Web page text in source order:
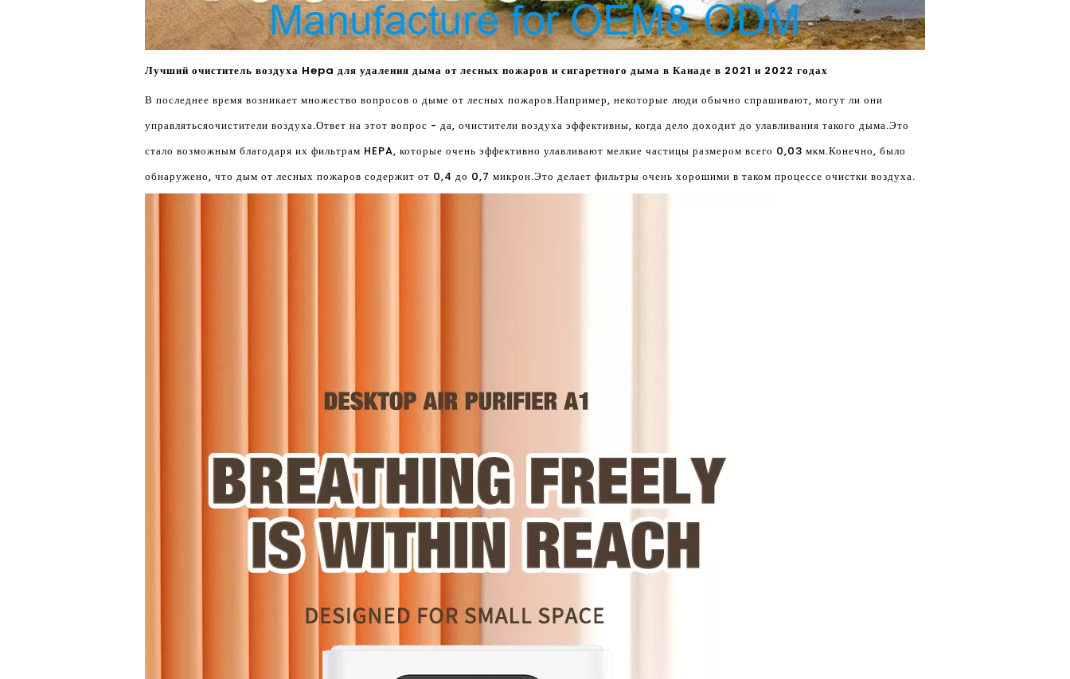
Лучший очиститель воздуха Hepa для удаления дыма от лесных пожаров и сигаретного дыма в Канаде в 2021 и 2022 годах
В последнее время возникает множество вопросов о дыме от лесных пожаров.Например, некоторые люди обычно спрашивают, могут ли они
управлятьсяочистители воздуха.Ответ на этот вопрос - да, очистители воздуха эффективны, когда дело доходит до улавливания такого дыма.Это
стало возможным благодаря их фильтрам HEPA, которые очень эффективно улавливают мелкие частицы размером всего 0,03 мкм.Конечно, было
обнаружено, что дым от лесных пожаров содержит от 0,4 до 0,7 микрон.Это делает фильтры очень хорошими в таком процессе очистки воздуха.